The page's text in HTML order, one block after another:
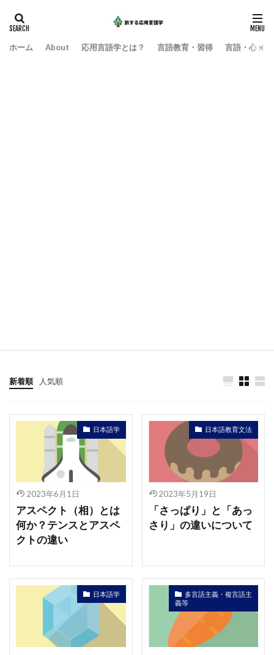
ホーム About 応用言語学とは？ 言語教育・習得 言語・心・
新着順 人気順
日本語学
2023年6月1日
アスペクト（相）とは
何か？テンスとアスペ
クトの違い
日本語教育文法
2023年5月19日
「さっぱり」と「あっ
さり」の違いについて
日本語学
多言語主義・複言語主
義等